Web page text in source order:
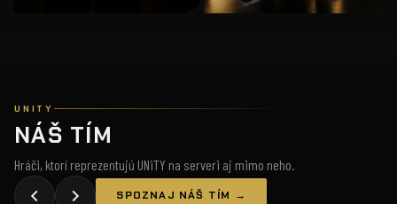
UNITY
NÁŠ TÍM
Hráči, ktorí reprezentujú UNiTY na serveri aj mimo neho.
SPOZNAJ NÁŠ TÍM →